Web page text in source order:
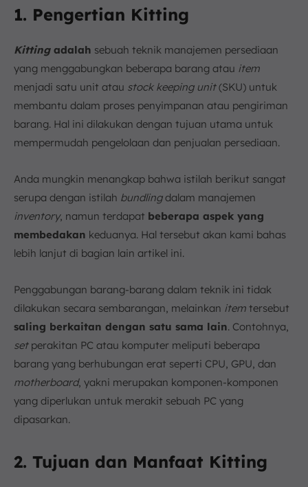
1. Pengertian Kitting
Kittingadalah sebuah teknik manajemen persediaan
yang menggabungkan beberapa barang atau item
menjadi satu unit atau stock keeping unit(SKU) untuk
membantu dalam proses penyimpanan atau pengiriman
barang. Hal ini dilakukan dengan tujuan utama untuk
mempermudah pengelolaan dan penjualan persediaan.
Anda mungkin menangkap bahwa istilah berikut sangat
serupa dengan istilah bundlingdalam manajemen
inventory, namun terdapat beberapa aspek yang
membedakan keduanya. Hal tersebut akan kami bahas
lebih lanjut di bagian lain artikel ini.
Penggabungan barang-barang dalam teknik ini tidak
dilakukan secara sembarangan, melainkan item tersebut
saling berkaitan dengan satu sama lain. Contohnya,
setperakitan PC atau komputer meliputi beberapa
barang yang berhubungan erat seperti CPU, GPU, dan
motherboard, yakni merupakan komponen-komponen
yang diperlukan untuk merakit sebuah PC yang
dipasarkan.
2. Tujuan dan Manfaat Kitting